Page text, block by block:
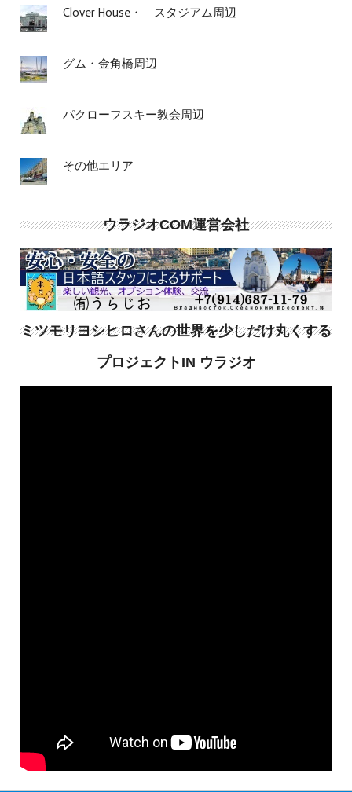
Clover House・ スタジアム周辺
グム・金角橋周辺
パクローフスキー教会周辺
その他エリア
ウラジオCOM運営会社
ミツモリヨシヒロさんの世界を少しだけ丸くする
プロジェクトIN ウラジオ